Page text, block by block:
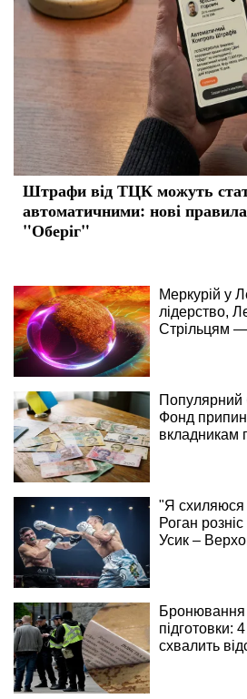
Штрафи від ТЦК можуть
автоматичними: нові
"Оберіг"
Меркурій у
лідерство,
Стрільцям —
Популярний
Фонд
вкладникам
"Я схиляюся
Роган
Усик –
Бронювання
підготовки:
схвалить